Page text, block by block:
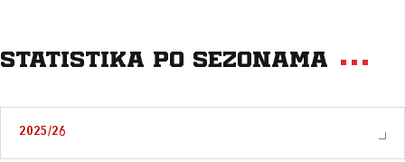
Statistika po sezonama
2025/26